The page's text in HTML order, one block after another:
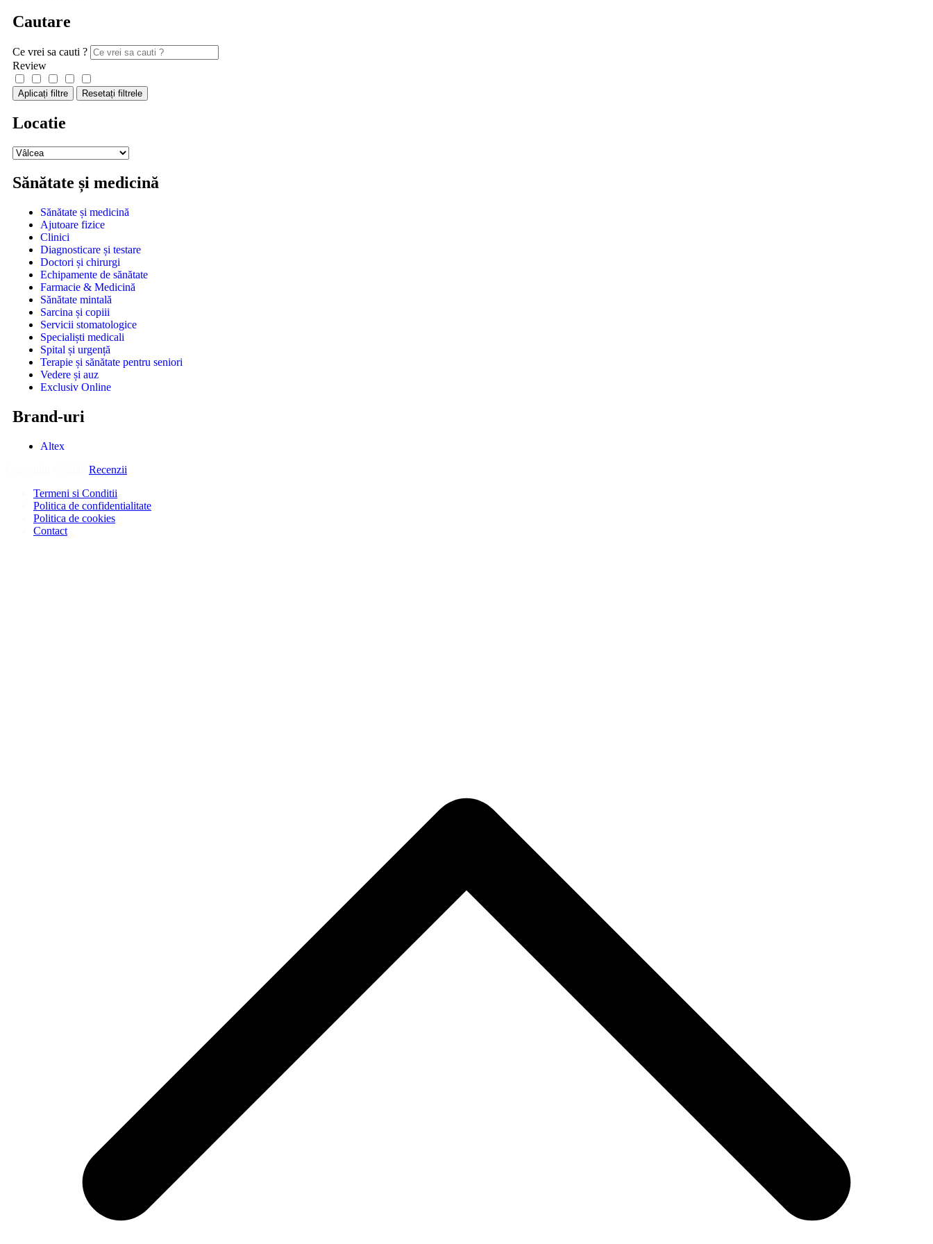
Cautare
Ce vrei sa cauti ?
Review
Aplicați filtre Resetați filtrele
Locatie
Sănătate și medicină
Sănătate și medicină
Ajutoare fizice
Clinici
Diagnosticare și testare
Doctori și chirurgi
Echipamente de sănătate
Farmacie & Medicină
Sănătate mintală
Sarcina și copiii
Servicii stomatologice
Specialiști medicali
Spital și urgență
Terapie și sănătate pentru seniori
Vedere și auz
Exclusiv Online
Brand-uri
Altex
Recenzii
Termeni si Conditii
Politica de confidentialitate
Politica de cookies
Contact